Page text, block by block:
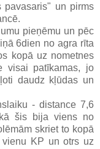
pavasaris" un pirms
pieņēmu un pēc
6dien no agra rīta
kopā uz nometnes
visai patīkamas, jo
daudz kļūdas un
- distance 7,6
šis bija viens no
skriet to kopā
KP un otrs uz